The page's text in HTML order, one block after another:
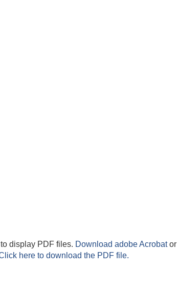
display PDF files. Download adobe Acrobator
here to download the PDF file.